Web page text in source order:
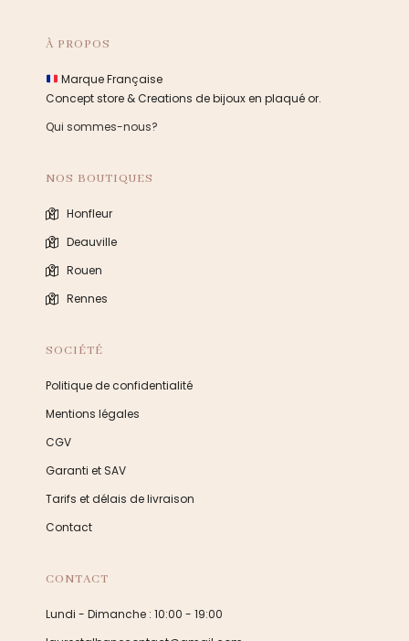
À PROPOS
Marque Française
Concept store & Creations de bijoux en plaqué or.
Qui sommes-nous?
NOS BOUTIQUES
Honfleur
Deauville
Rouen
Rennes
SOCIÉTÉ
Politique de confidentialité
Mentions légales
CGV
Garanti et SAV
Tarifs et délais de livraison
Contact
CONTACT
Lundi - Dimanche : 10:00 - 19:00